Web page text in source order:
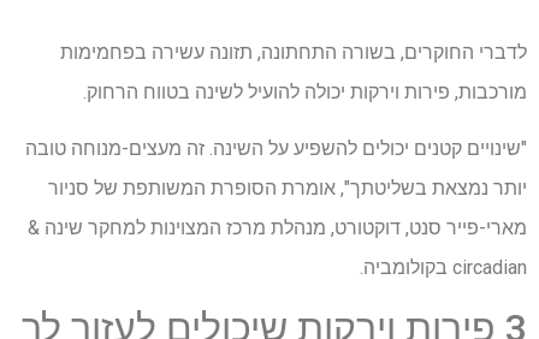
לדברי החוקרים, בשורה התחתונה, תזונה עשירה בפחמימות
מורכבות, פירות וירקות יכולה להועיל לשינה בטווח הרחוק.
"שינויים קטנים יכולים להשפיע על השינה. זה מעצים-מנוחה טובה
יותר נמצאת בשליטתך", אומרת הסופרת המשותפת של סניור
מארי-פייר סנט, דוקטורט, מנהלת מרכז המצוינות למחקר שינה &
circadian בקולומביה.
3 פירות וירקות שיכולים לעזור לך